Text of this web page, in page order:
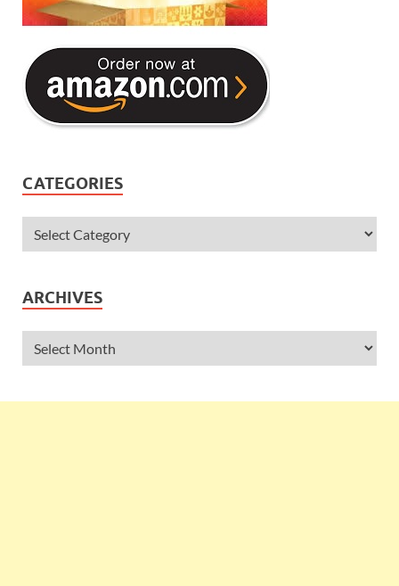
CATEGORIES
ARCHIVES